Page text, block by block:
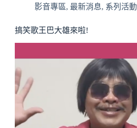
影音專區, 最新消息, 系列活動
搞笑歌王巴大雄來啦!